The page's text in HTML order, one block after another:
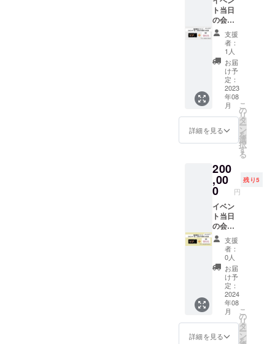
ていた
だきま
す ・オ
ンライ
ン：使
用する
ツー
ル：
Zoom
・開講
曜日・
時間 火
20:00～
水曜
日
19:55～
20:55
木曜
日
18:30～
19:30
のいず
れかの
時間帯
を選択
できま
す。 期
間中は
同一時
間帯で
受講し
～2024
年2月28
日 交通
費は福
岡市営
地下鉄
南天神
駅から
の公共
交通機
関での
実費の
負担を
お願い
しま
時や会
場、主
催団体
が決定
してい
る場合
は備考
欄に記
入して
くださ
い。未
定の場
合は
「日時
や会場
は未
定」と
記入し
ト当日
の会場
に社
名・広
告を掲
載しま
す。 会
場内看
板サイ
ズ：
A0(841
×1189
mm）
広告内
容は協
決定し
ます。
スポン
サー席
10席ご
用意し
ます。
支援
者：
1人
お届
け予
定：
2023
年08
月
詳細を見る
こ
の
リ
タ
ー
ン
を
選
択
す
る
200
,00
0 円
残り5
イベン
ト当日
の会場
に社名
を掲載
しま
す。 会
場内看
板サイ
ズ：Ｂ
0(1030
×1456
mm）
掲載す
支援
者：
0人
お届
け予
定：
2024
年08
月
詳細を見る
こ
の
リ
タ
ー
ン
を